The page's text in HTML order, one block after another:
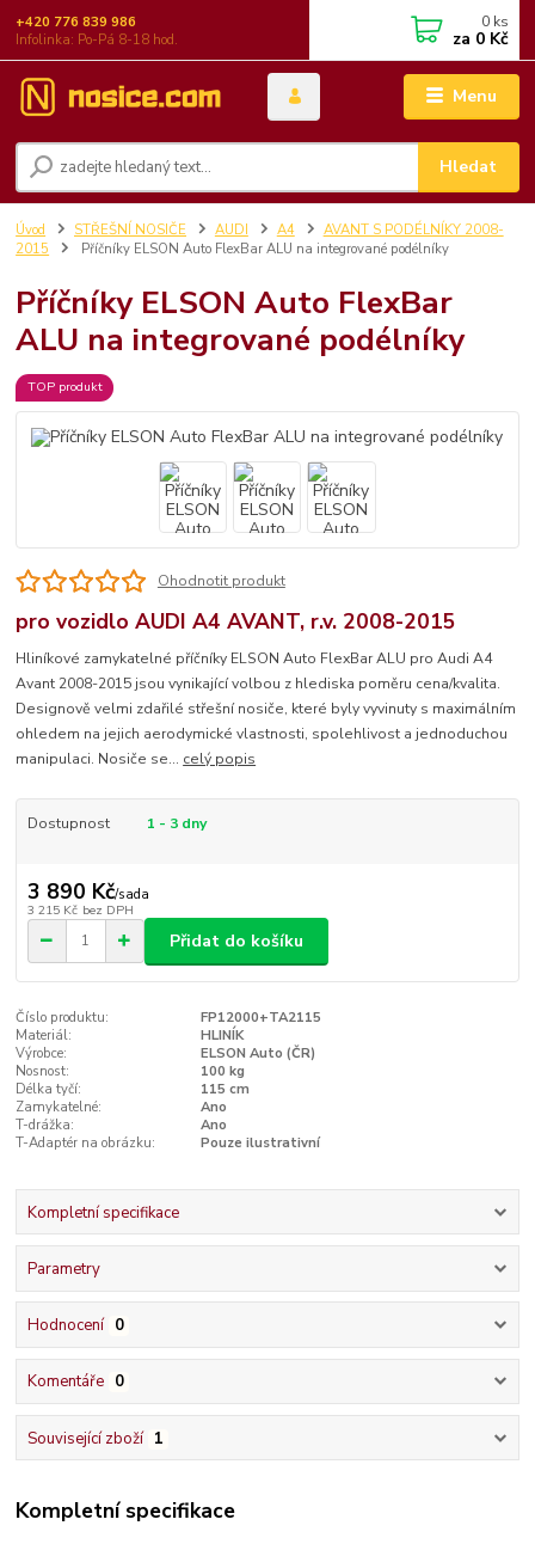
Menu
Hledat
+420 776 839 986
Infolinka: Po-Pá 8-18 hod.
0 ks
za 0 Kč
Úvod STŘEŠNÍ NOSIČE AUDI A4
AVANT S PODÉLNÍKY 2008-
2015
Příčníky ELSON Auto FlexBar ALU na integrované podélníky
Příčníky ELSON Auto FlexBar
ALU na integrované podélníky
TOP produkt
Ohodnotit produkt
pro vozidlo AUDI A4 AVANT, r.v. 2008-2015
Hliníkové zamykatelné příčníky ELSON Auto FlexBar ALU pro Audi A4
Avant 2008-2015 jsou vynikající volbou z hlediska poměru cena/kvalita.
Designově velmi zdařilé střešní nosiče, které byly vyvinuty s maximálním
ohledem na jejich aerodymické vlastnosti, spolehlivost a jednoduchou
manipulaci. Nosiče se... celý popis
Dostupnost 1 - 3 dny
3 890 Kč/sada
3 215 Kč bez DPH
Přidat do košíku
Číslo produktu:
FP12000+TA2115
Materiál:
HLINÍK
Výrobce:
ELSON Auto (ČR)
Nosnost:
100 kg
Délka tyčí:
115 cm
Zamykatelné:
Ano
T-drážka:
Ano
T-Adaptér na obrázku:
Pouze ilustrativní
Kompletní specifikace
Parametry
Hodnocení 0
Komentáře 0
Související zboží 1
Kompletní specifikace